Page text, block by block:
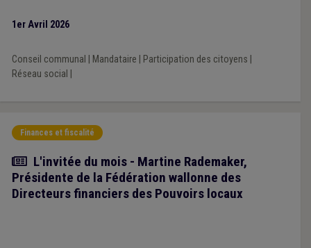
1er Avril 2026
Conseil communal Mandataire Participation des citoyens
Réseau social
Finances et fiscalité
Article
L'invitée du mois - Martine Rademaker,
Présidente de la Fédération wallonne des
Directeurs financiers des Pouvoirs locaux